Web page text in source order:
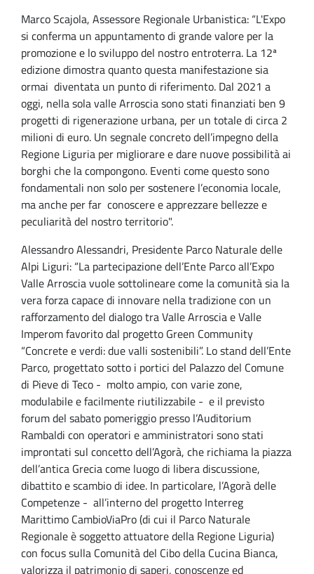
Marco Scajola, Assessore Regionale Urbanistica: “L'Expo
si conferma un appuntamento di grande valore per la
promozione e lo sviluppo del nostro entroterra. La 12ª
edizione dimostra quanto questa manifestazione sia
ormai diventata un punto di riferimento. Dal 2021 a
oggi, nella sola valle Arroscia sono stati finanziati ben 9
progetti di rigenerazione urbana, per un totale di circa 2
milioni di euro. Un segnale concreto dell’impegno della
Regione Liguria per migliorare e dare nuove possibilità ai
borghi che la compongono. Eventi come questo sono
fondamentali non solo per sostenere l’economia locale,
ma anche per far conoscere e apprezzare bellezze e
peculiarità del nostro territorio".
Alessandro Alessandri, Presidente Parco Naturale delle
Alpi Liguri: “La partecipazione dell’Ente Parco all’Expo
Valle Arroscia vuole sottolineare come la comunità sia la
vera forza capace di innovare nella tradizione con un
rafforzamento del dialogo tra Valle Arroscia e Valle
Imperom favorito dal progetto Green Community
“Concrete e verdi: due valli sostenibili”. Lo stand dell’Ente
Parco, progettato sotto i portici del Palazzo del Comune
di Pieve di Teco - molto ampio, con varie zone,
modulabile e facilmente riutilizzabile - e il previsto
forum del sabato pomeriggio presso l’Auditorium
Rambaldi con operatori e amministratori sono stati
improntati sul concetto dell’Agorà, che richiama la piazza
dell’antica Grecia come luogo di libera discussione,
dibattito e scambio di idee. In particolare, l’Agorà delle
Competenze - all’interno del progetto Interreg
Marittimo CambioViaPro (di cui il Parco Naturale
Regionale è soggetto attuatore della Regione Liguria)
con focus sulla Comunità del Cibo della Cucina Bianca,
valorizza il patrimonio di saperi, conoscenze ed